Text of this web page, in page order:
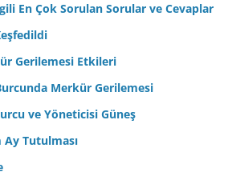
En Çok Sorulan Sorular ve Cevaplar
Gerilemesi Etkileri
Merkür Gerilemesi
ve Yöneticisi Güneş
Ay Tutulması